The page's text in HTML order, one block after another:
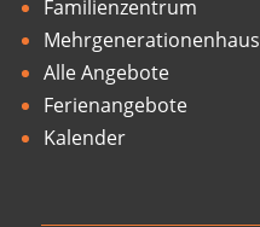
Familienzentrum
Mehrgenerationenhaus
Alle Angebote
Ferienangebote
Kalender